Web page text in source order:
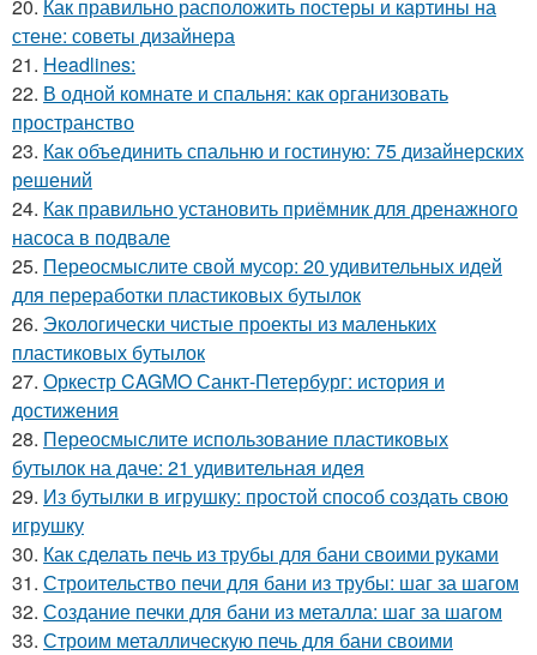
20. Как правильно расположить постеры и картины на
стене: советы дизайнера
21. Headlines:
22. В одной комнате и спальня: как организовать
пространство
23. Как объединить спальню и гостиную: 75 дизайнерских
решений
24. Как правильно установить приёмник для дренажного
насоса в подвале
25. Переосмыслите свой мусор: 20 удивительных идей
для переработки пластиковых бутылок
26. Экологически чистые проекты из маленьких
пластиковых бутылок
27. Оркестр CAGMO Санкт-Петербург: история и
достижения
28. Переосмыслите использование пластиковых
бутылок на даче: 21 удивительная идея
29. Из бутылки в игрушку: простой способ создать свою
игрушку
30. Как сделать печь из трубы для бани своими руками
31. Строительство печи для бани из трубы: шаг за шагом
32. Создание печки для бани из металла: шаг за шагом
33. Строим металлическую печь для бани своими